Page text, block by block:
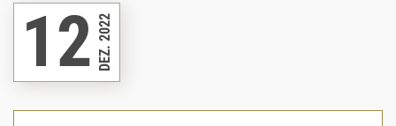
12DEZ. 2022